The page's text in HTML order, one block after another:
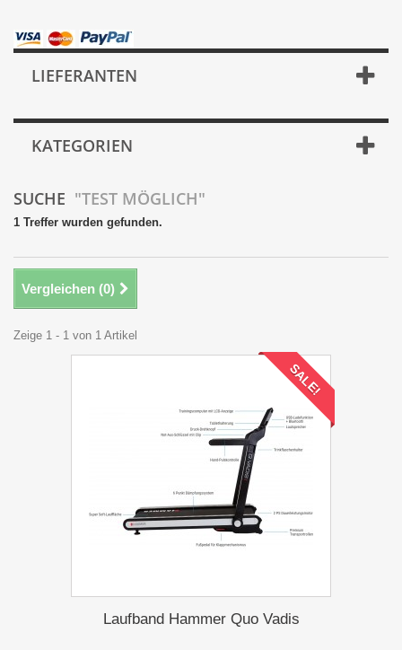
LIEFERANTEN
KATEGORIEN
SUCHE "TEST MÖGLICH"
1 Treffer wurden gefunden.
Vergleichen (0)
Zeige 1 - 1 von 1 Artikel
SALE!
Laufband Hammer Quo Vadis